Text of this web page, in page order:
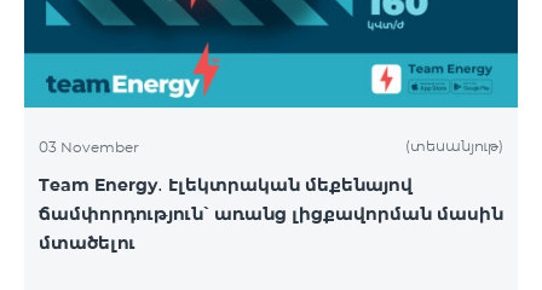
03 November (տեսանյութ)
Team Energy․ Էլեկտրական մեքենայով
ճամփորդություն՝ առանց լիցքավորման մասին
մտածելու